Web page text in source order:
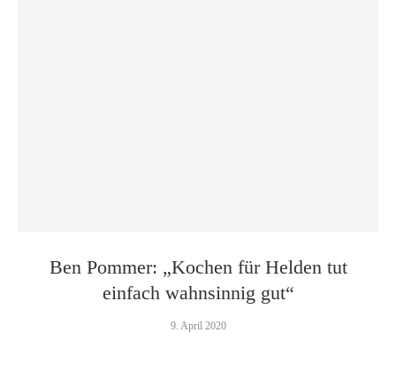
Ben Pommer: „Kochen für Helden tut
einfach wahnsinnig gut“
9. April 2020